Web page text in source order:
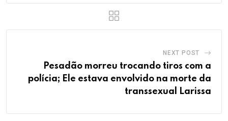
NEXT POST
Pesadão morreu trocando tiros com a
polícia; Ele estava envolvido na morte da
transsexual Larissa